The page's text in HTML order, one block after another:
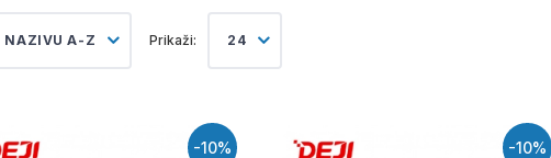
NAZIVU A-Z Prikaži: 24
-10% -10%